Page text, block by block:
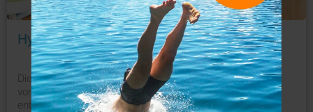
Foto: © booking.com
Hygge
Die beste Auswahl in Hahnenklee-Bockswiese. Nur 600 m
von der Bocksbergseilbahn in Hahnenklee-Bockswiese
entfe... mehr